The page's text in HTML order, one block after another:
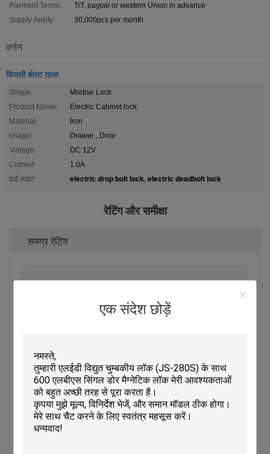
एक संदेश छोड़ें
Payment Terms:
T/T, paypal or western Union in advance
Supply Ability:
30,000pcs per month
वर्णन
बिजली बोल्ट ताला
Shape:
Mortise Lock
Product Name:
Electric Cabinet lock
Material:
Iron
Usage:
Drawer , Door
Voltage:
DC 12V
Current:
1.0A
हाई लाइट:
electric drop bolt lock, electric deadbolt lock
रेटिंग और समीक्षा
समग्र रेटिंग
इस आपूर्तिकर्ता के लिए 50 समीक्षाओं पर आधारित
रेटिंग स्नैपशॉट
निम्नलिखित सभी रेटिंग का वितरण है
5 सितारे